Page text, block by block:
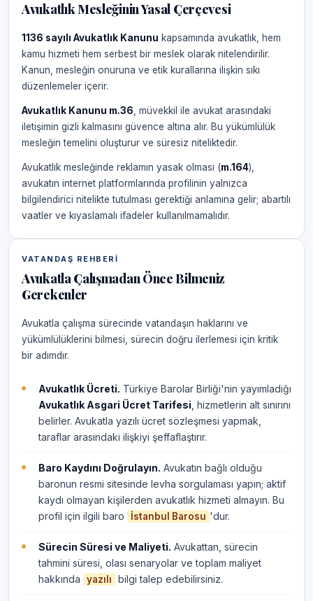
Avukatlık Mesleğinin Yasal Çerçevesi
1136 sayılı Avukatlık Kanunu kapsamında avukatlık, hem
kamu hizmeti hem serbest bir meslek olarak nitelendirilir.
Kanun, mesleğin onuruna ve etik kurallarına ilişkin sıkı
düzenlemeler içerir.
Avukatlık Kanunu m.36 , müvekkil ile avukat arasındaki
iletişimin gizli kalmasını güvence altına alır. Bu yükümlülük
mesleğin temelini oluşturur ve süresiz niteliktedir.
Avukatlık mesleğinde reklamın yasak olması (m.164),
avukatın internet platformlarında profilinin yalnızca
bilgilendirici nitelikte tutulması gerektiği anlamına gelir; abartılı
vaatler ve kıyaslamalı ifadeler kullanılmamalıdır.
VATANDAŞ REHBERI
Avukatla Çalışmadan Önce Bilmeniz
Gerekenler
Avukatla çalışma sürecinde vatandaşın haklarını ve
yükümlülüklerini bilmesi, sürecin doğru ilerlemesi için kritik
bir adımdır.
Avukatlık Ücreti. Türkiye Barolar Birliği'nin yayımladığı
Avukatlık Asgari Ücret Tarifesi , hizmetlerin alt sınırını
belirler. Avukatla yazılı ücret sözleşmesi yapmak,
taraflar arasındaki ilişkiyi şeffaflaştırır.
Baro Kaydını Doğrulayın. Avukatın bağlı olduğu
baronun resmi sitesinde levha sorgulaması yapın; aktif
kaydı olmayan kişilerden avukatlık hizmeti almayın. Bu
profil için ilgili baro
İstanbul Barosu 'dur.
Sürecin Süresi ve Maliyeti. Avukattan, sürecin
tahmini süresi, olası senaryolar ve toplam maliyet
hakkında
yazılı bilgi talep edebilirsiniz.